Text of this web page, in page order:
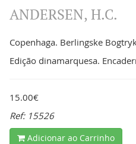
ANDERSEN, H.C.
Copenhaga. Berlingske
Edição dinamarquesa.
15.00€
Ref: 15526
Adicionar ao Carrinho